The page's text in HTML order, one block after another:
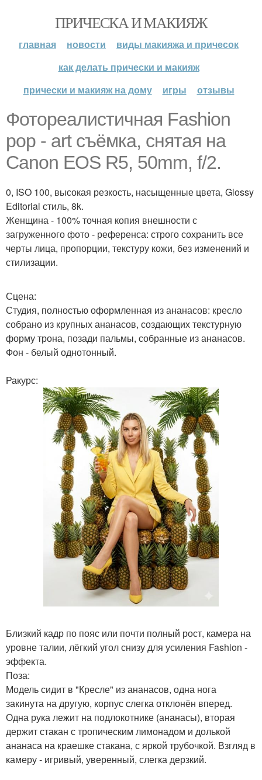
ПРИЧЕСКА И МАКИЯЖ
главная новости
виды макияжа и причесок
как делать прически и макияж
прически и макияж на дому
игры отзывы
Фотореалистичная Fashion
pop - art съёмка, снятая на
Canon EOS R5, 50mm, f/2.
0, ISO 100, высокая резкость, насыщенные цвета, Glossy
Editorial стиль, 8k.
Женщина - 100% точная копия внешности с
загруженного фото - референса: строго сохранить все
черты лица, пропорции, текстуру кожи, без изменений и
стилизации.
Сцена:
Студия, полностью оформленная из ананасов: кресло
собрано из крупных ананасов, создающих текстурную
форму трона, позади пальмы, собранные из ананасов.
Фон - белый однотонный.
Ракурс:
Близкий кадр по пояс или почти полный рост, камера на
уровне талии, лёгкий угол снизу для усиления Fashion -
эффекта.
Поза:
Модель сидит в "Кресле" из ананасов, одна нога
закинута на другую, корпус слегка отклонён вперед.
Одна рука лежит на подлокотнике (ананасы), вторая
держит стакан с тропическим лимонадом и долькой
ананаса на краешке стакана, с яркой трубочкой. Взгляд в
камеру - игривый, уверенный, слегка дерзкий.